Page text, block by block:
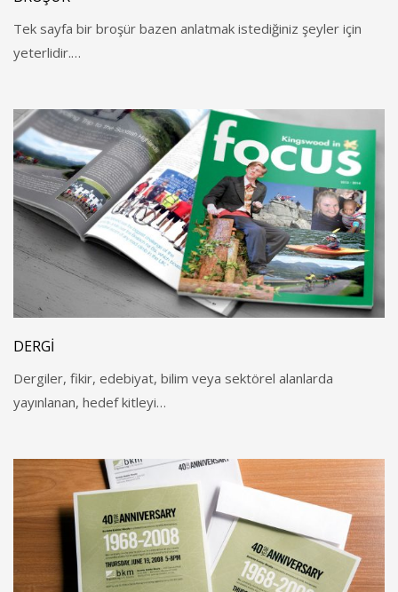
Tek sayfa bir broşür bazen anlatmak istediğiniz şeyler için
yeterlidir.…
DERGI
Dergiler, fikir, edebiyat, bilim veya sektörel alanlarda
yayınlanan, hedef kitleyi…